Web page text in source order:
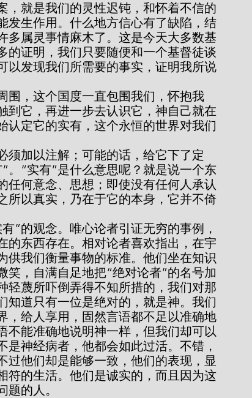
，就是我们的灵性迟钝，和怀着不信的
发生作用。什么地方信心有了缺陷，结
多属灵事情麻木了。这是今天大多数基
的证明，我们只要随便和一个基督徒谈
以发现我们所需要的事实，证明我所说
到它，再进一步去认识它，神自己就在
认定它的实有，这个永恒的世界对我们
。“实有”是什么意思呢？就是说一个东
任何意念、思想；即使没有任何人承认
所以真实，乃在于它的本身，它并不倚
的东西存在。相对论者喜欢指出，在宇
供我们衡量事物的标准。他们坐在知识
笑，自满自足地把“绝对论者”的名号加
轻蔑所吓倒弄得不知所措的，我们对那
知道只有一位是绝对的，就是神。我们
，给人享用，固然言语都不足以准确地
不能准确地说明神一样，但我们却可以
神经病者，他都会如此过活。不错，
过他们却是能够一致，他们的表现，显
符的生活。他们是诚实的，而且因为这
的人。